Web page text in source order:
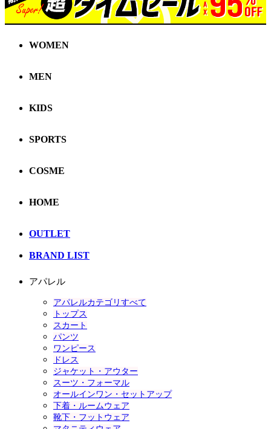
WOMEN
MEN
KIDS
SPORTS
COSME
HOME
OUTLET
BRAND LIST
アパレル
アパレルカテゴリすべて
トップス
スカート
パンツ
ワンピース
ドレス
ジャケット・アウター
スーツ・フォーマル
オールインワン・セットアップ
下着・ルームウェア
靴下・フットウェア